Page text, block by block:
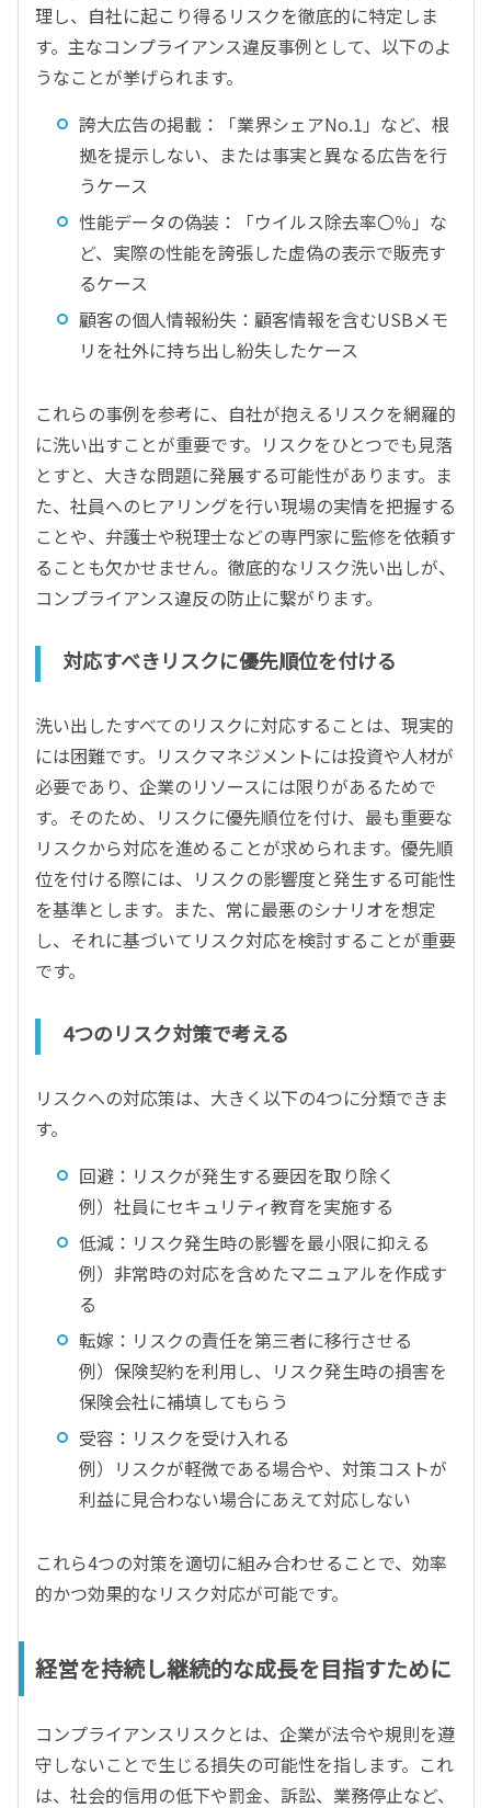
理し、自社に起こり得るリスクを徹底的に特定しま
す。主なコンプライアンス違反事例として、以下のよ
うなことが挙げられます。
誇大広告の掲載：「業界シェアNo.1」など、根
拠を提示しない、または事実と異なる広告を行
うケース
性能データの偽装：「ウイルス除去率〇％」な
ど、実際の性能を誇張した虚偽の表示で販売す
るケース
顧客の個人情報紛失：顧客情報を含むUSBメモ
リを社外に持ち出し紛失したケース
これらの事例を参考に、自社が抱えるリスクを網羅的
に洗い出すことが重要です。リスクをひとつでも見落
とすと、大きな問題に発展する可能性があります。ま
た、社員へのヒアリングを行い現場の実情を把握する
ことや、弁護士や税理士などの専門家に監修を依頼す
ることも欠かせません。徹底的なリスク洗い出しが、
コンプライアンス違反の防止に繋がります。
対応すべきリスクに優先順位を付ける
洗い出したすべてのリスクに対応することは、現実的
には困難です。リスクマネジメントには投資や人材が
必要であり、企業のリソースには限りがあるためで
す。そのため、リスクに優先順位を付け、最も重要な
リスクから対応を進めることが求められます。優先順
位を付ける際には、リスクの影響度と発生する可能性
を基準とします。また、常に最悪のシナリオを想定
し、それに基づいてリスク対応を検討することが重要
です。
4つのリスク対策で考える
リスクへの対応策は、大きく以下の4つに分類できま
す。
回避：リスクが発生する要因を取り除く
例）社員にセキュリティ教育を実施する
低減：リスク発生時の影響を最小限に抑える
例）非常時の対応を含めたマニュアルを作成す
る
転嫁：リスクの責任を第三者に移行させる
例）保険契約を利用し、リスク発生時の損害を
保険会社に補填してもらう
受容：リスクを受け入れる
例）リスクが軽微である場合や、対策コストが
利益に見合わない場合にあえて対応しない
これら4つの対策を適切に組み合わせることで、効率
的かつ効果的なリスク対応が可能です。
経営を持続し継続的な成長を目指すために
コンプライアンスリスクとは、企業が法令や規則を遵
守しないことで生じる損失の可能性を指します。これ
は、社会的信用の低下や罰金、訴訟、業務停止など、